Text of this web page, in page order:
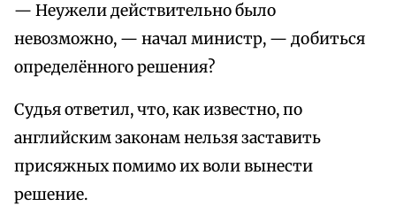
— Неужели действительно было
невозможно, — начал министр, — добиться
определённого решения?
Судья ответил, что, как известно, по
английским законам нельзя заставить
присяжных помимо их воли вынести
решение.